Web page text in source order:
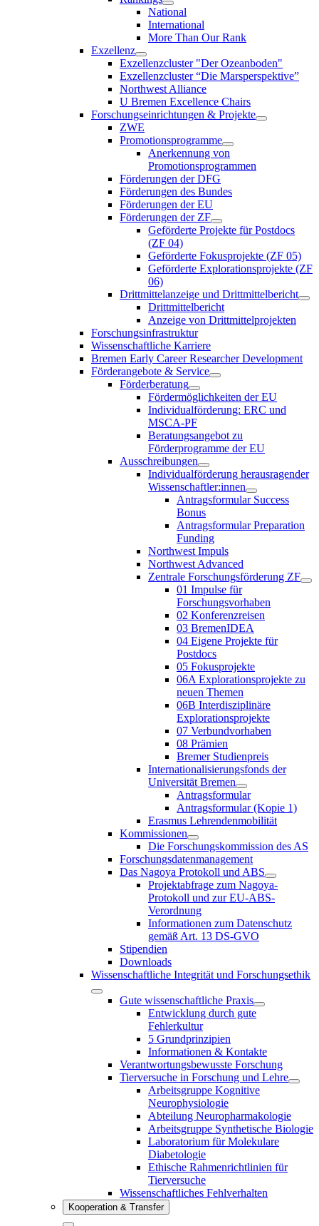
National
International
More Than Our Rank
Exzellenz
Exzellenzcluster "Der Ozeanboden"
Exzellenzcluster “Die Marsperspektive”
Northwest Alliance
U Bremen Excellence Chairs
Forschungseinrichtungen & Projekte
ZWE
Promotionsprogramme
Anerkennung von
Promotionsprogrammen
Förderungen der DFG
Förderungen des Bundes
Förderungen der EU
Förderungen der ZF
Geförderte Projekte für Postdocs
(ZF 04)
Geförderte Fokusprojekte (ZF 05)
Geförderte Explorationsprojekte (ZF
06)
Drittmittelanzeige und Drittmittelbericht
Drittmittelbericht
Anzeige von Drittmittelprojekten
Forschungsinfrastruktur
Wissenschaftliche Karriere
Bremen Early Career Researcher Development
Förderangebote & Service
Förderberatung
Fördermöglichkeiten der EU
Individualförderung: ERC und
MSCA-PF
Beratungsangebot zu
Förderprogramme der EU
Ausschreibungen
Individualförderung herausragender
Wissenschaftler:innen
Antragsformular Success
Bonus
Antragsformular Preparation
Funding
Northwest Impuls
Northwest Advanced
Zentrale Forschungsförderung ZF
01 Impulse für
Forschungsvorhaben
02 Konferenzreisen
03 BremenIDEA
04 Eigene Projekte für
Postdocs
05 Fokusprojekte
06A Explorationsprojekte zu
neuen Themen
06B Interdisziplinäre
Explorationsprojekte
07 Verbundvorhaben
08 Prämien
Bremer Studienpreis
Internationalisierungsfonds der
Universität Bremen
Antragsformular
Antragsformular (Kopie 1)
Erasmus Lehrendenmobilität
Kommissionen
Die Forschungskommission des AS
Forschungsdatenmanagement
Das Nagoya Protokoll und ABS
Projektabfrage zum Nagoya-
Protokoll und zur EU-ABS-
Verordnung
Informationen zum Datenschutz
gemäß Art. 13 DS-GVO
Stipendien
Downloads
Wissenschaftliche Integrität und Forschungsethik
Gute wissenschaftliche Praxis
Entwicklung durch gute
Fehlerkultur
5 Grundprinzipien
Informationen & Kontakte
Verantwortungsbewusste Forschung
Tierversuche in Forschung und Lehre
Arbeitsgruppe Kognitive
Neurophysiologie
Abteilung Neuropharmakologie
Arbeitsgruppe Synthetische Biologie
Laboratorium für Molekulare
Diabetologie
Ethische Rahmenrichtlinien für
Tierversuche
Wissenschaftliches Fehlverhalten
Kooperation & Transfer